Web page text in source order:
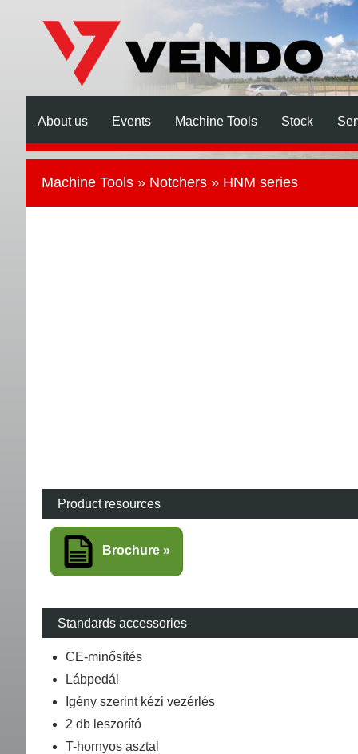
About us Events Machine Tools Stock
Machine Tools » Notchers » HNM series
Product resources
Brochure
Standards accessories
CE-minősítés
Lábpedál
Igény szerint kézi vezérlés
2 db leszorító
T-hornyos asztal